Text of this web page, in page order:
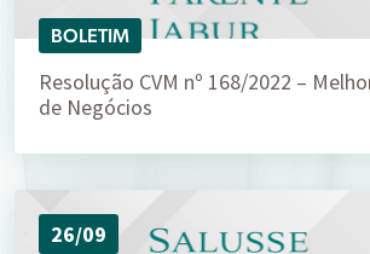
BOLETIM
Resolução CVM nº 168/2022 –
de Negócios
26/09